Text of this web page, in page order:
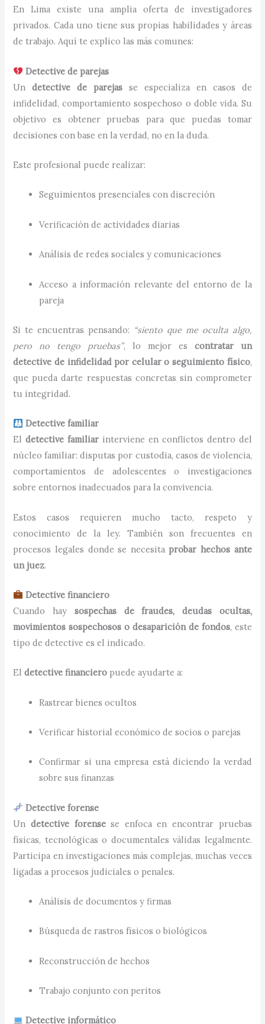
En Lima existe una amplia oferta de investigadores
privados. Cada uno tiene sus propias habilidades y áreas
de trabajo. Aquí te explico las más comunes:
Detective de parejas
Undetective de parejas se especializa en casos de
infidelidad, comportamiento sospechoso o doble vida. Su
objetivo es obtener pruebas para que puedas tomar
decisiones con base en la verdad, no en la duda.
Este profesional puede realizar:
Seguimientos presenciales con discreción
Verificación de actividades diarias
Análisis de redes sociales y comunicaciones
Acceso a información relevante del entorno de la
pareja
Si te encuentras pensando: “siento que me oculta algo,
pero no tengo pruebas”, lo mejor es contratar un
detective de infidelidad por celular o seguimiento físico,
que pueda darte respuestas concretas sin comprometer
tu integridad.
Detective familiar
Eldetective familiar interviene en conflictos dentro del
núcleo familiar: disputas por custodia, casos de violencia,
comportamientos de adolescentes o investigaciones
sobre entornos inadecuados para la convivencia.
Estos casos requieren mucho tacto, respeto y
conocimiento de la ley. También son frecuentes en
procesos legales donde se necesita probar hechos ante
un juez.
Detective financiero
Cuando hay sospechas de fraudes, deudas ocultas,
movimientos sospechosos o desaparición de fondos, este
tipo de detective es el indicado.
Eldetective financiero puede ayudarte a:
Rastrear bienes ocultos
Verificar historial económico de socios o parejas
Confirmar si una empresa está diciendo la verdad
sobre sus finanzas
Detective forense
Undetective forensese enfoca en encontrar pruebas
físicas, tecnológicas o documentales válidas legalmente.
Participa en investigaciones más complejas, muchas veces
ligadas a procesos judiciales o penales.
Análisis de documentos y firmas
Búsqueda de rastros físicos o biológicos
Reconstrucción de hechos
Trabajo conjunto con peritos
Detective informático